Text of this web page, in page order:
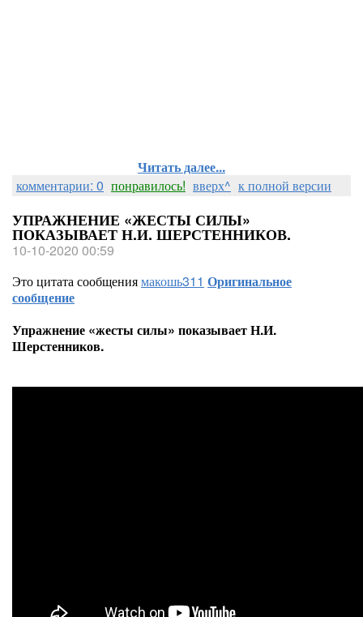
Читать далее...
комментарии: 0 понравилось! вверх^ к полной версии
УПРАЖНЕНИЕ «ЖЕСТЫ СИЛЫ»
ПОКАЗЫВАЕТ Н.И. ШЕРСТЕННИКОВ.
10-10-2020 00:59
Это цитата сообщениямакошь311 Оригинальное
сообщение
Упражнение «жесты силы» показывает Н.И.
Шерстенников.